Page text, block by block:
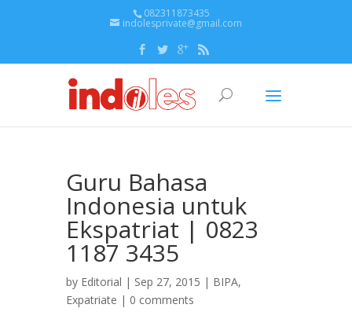
082311873435
indolesprivate@gmail.com
Guru Bahasa
Indonesia untuk
Ekspatriat | 0823
1187 3435
by Editorial | Sep 27, 2015 | BIPA,
Expatriate | 0 comments